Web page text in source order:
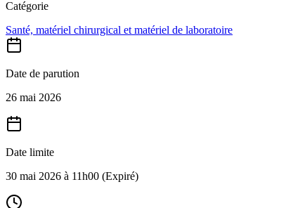
Catégorie
Santé, matériel chirurgical et matériel de laboratoire
Date de parution
26 mai 2026
Date limite
30 mai 2026 à 11h00 (Expiré)